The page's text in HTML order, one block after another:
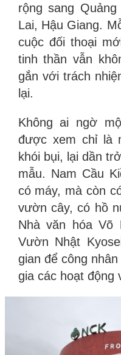
rộng sang
Lai, Hậu Giang.
cuộc đối thoại
tinh thần vẫn
gắn với trách
lại.
Không ai ngờ
được xem chỉ là
khói bụi, lại dần
mẫu. Nam Cầu
có máy, mà còn
vườn cây, có hồ
Nhà văn hóa Võ
Vườn Nhật
gian để công
gia các hoạt động